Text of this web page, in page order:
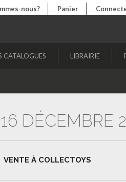
nous? Panier
CATALOGUES LIBRAIRIE
DÉCEMBRE
VENTE À COLLECTOYS